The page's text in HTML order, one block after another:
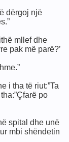
dërgoj një
mllef dhe
pak më parë?’
i tha të riut:”Ta
po
spital dhe unë
mbi shëndetin